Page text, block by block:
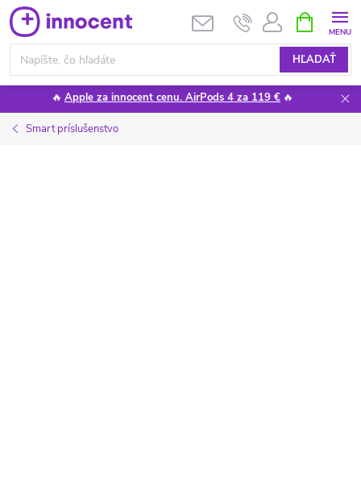
Prejsť
na
obsah
HĽADAŤ
KOŠÍK
🔥 Apple za innocent cenu. AirPods 4 za 119 € 🔥
Smart príslušenstvo